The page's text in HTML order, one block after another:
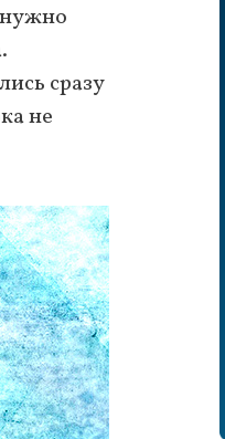
сразу
не